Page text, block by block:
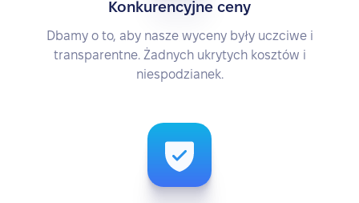
Konkurencyjne ceny
Dbamy o to, aby nasze wyceny były uczciwe i
transparentne. Żadnych ukrytych kosztów i
niespodzianek.